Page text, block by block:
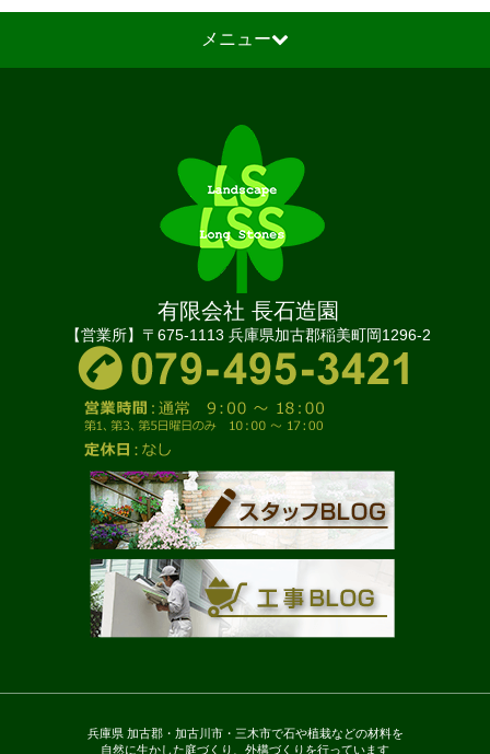
メニュー
有限会社 長石造園
【営業所】〒675-1113 兵庫県加古郡稲美町岡1296-2
兵庫県 加古郡・加古川市・三木市で石や植栽などの材料を
自然に生かした庭づくり、外構づくりを行っています